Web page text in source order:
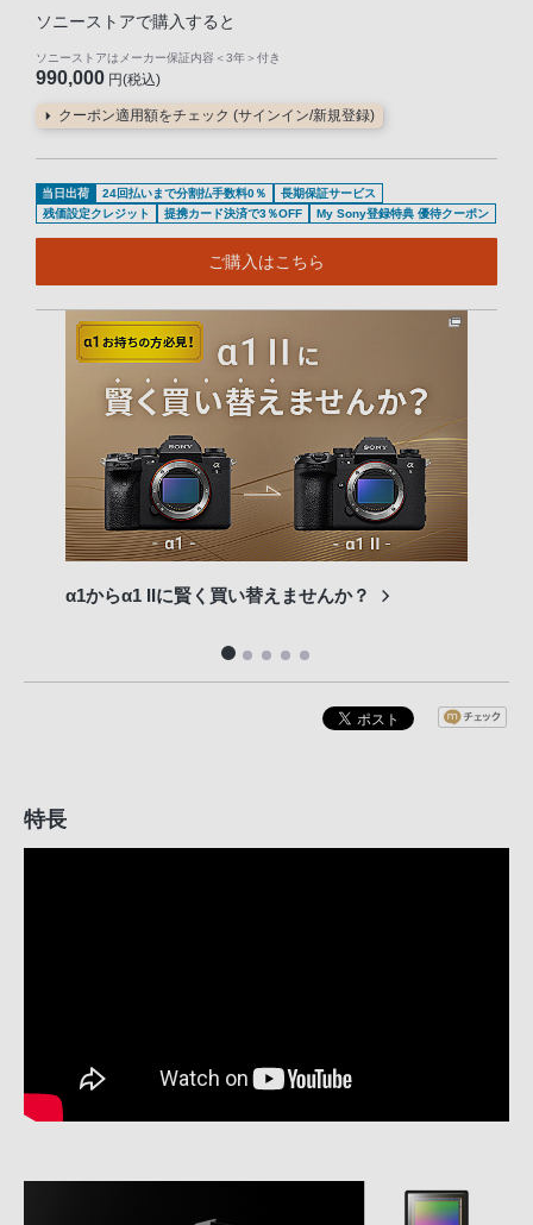
ソニーストアで購入すると
ソニーストアはメーカー保証内容 ＜3年＞ 付き
990,000 円(税込)
クーポン適用額をチェック (サインイン/新規登録)
当日出荷 24回払いまで分割払手数料0％
長期保証サービス
残価設定クレジット
提携カード決済で3％OFF My Sony登録特典 優待クーポン
ご購入はこちら
α1からα1 IIに賢く買い替えませんか？
特長